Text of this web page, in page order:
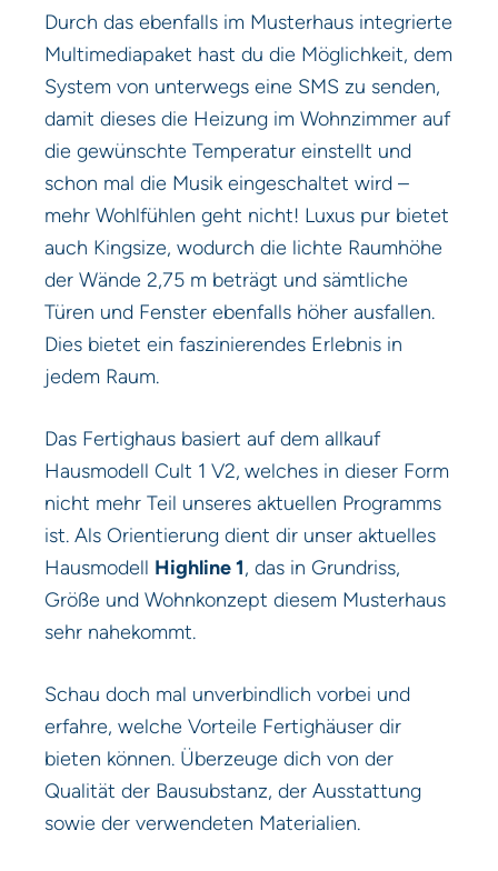
Durch das ebenfalls im Musterhaus integrierte
Multimediapaket hast du die Möglichkeit, dem
System von unterwegs eine SMS zu senden,
damit dieses die Heizung im Wohnzimmer auf
die gewünschte Temperatur einstellt und
schon mal die Musik eingeschaltet wird –
mehr Wohlfühlen geht nicht! Luxus pur bietet
auch Kingsize, wodurch die lichte Raumhöhe
der Wände 2,75 m beträgt und sämtliche
Türen und Fenster ebenfalls höher ausfallen.
Dies bietet ein faszinierendes Erlebnis in
jedem Raum.
Das Fertighaus basiert auf dem allkauf
Hausmodell Cult 1 V2, welches in dieser Form
nicht mehr Teil unseres aktuellen Programms
ist. Als Orientierung dient dir unser aktuelles
Hausmodell Highline 1, das in Grundriss,
Größe und Wohnkonzept diesem Musterhaus
sehr nahekommt.
Schau doch mal unverbindlich vorbei und
erfahre, welche Vorteile Fertighäuser dir
bieten können. Überzeuge dich von der
Qualität der Bausubstanz, der Ausstattung
sowie der verwendeten Materialien.